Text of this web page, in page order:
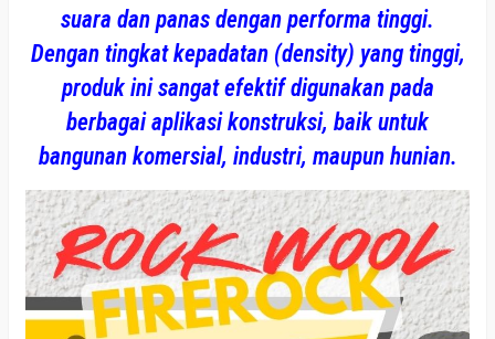
suara dan panas dengan performa tinggi.
Dengan tingkat kepadatan (density) yang tinggi,
produk ini sangat efektif digunakan pada
berbagai aplikasi konstruksi, baik untuk
bangunan komersial, industri, maupun hunian.